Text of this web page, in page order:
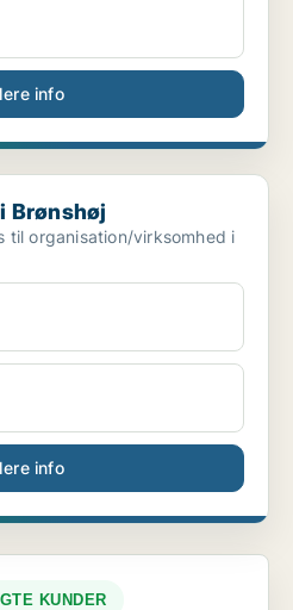
info
Brønshøj
organisation/virksomhed i
info
KUNDER